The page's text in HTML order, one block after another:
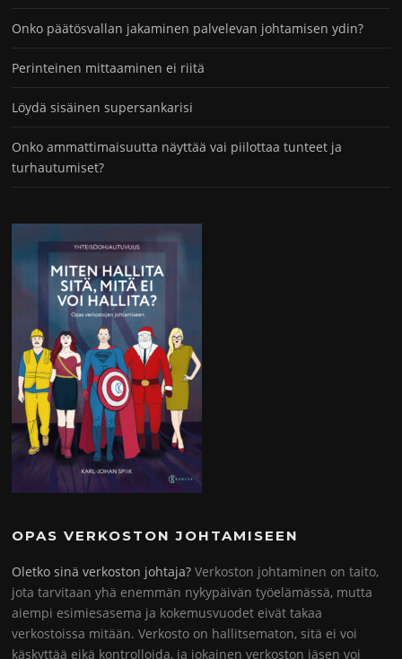
Onko päätösvallan jakaminen palvelevan johtamisen ydin?
Perinteinen mittaaminen ei riitä
Löydä sisäinen supersankarisi
Onko ammattimaisuutta näyttää vai piilottaa tunteet ja
turhautumiset?
OPAS VERKOSTON JOHTAMISEEN
Oletko sinä verkoston johtaja? Verkoston johtaminen on taito,
jota tarvitaan yhä enemmän nykypäivän työelämässä, mutta
aiempi esimiesasema ja kokemusvuodet eivät takaa
verkostoissa mitään. Verkosto on hallitsematon, sitä ei voi
käskyttää eikä kontrolloida, ja jokainen verkoston jäsen voi